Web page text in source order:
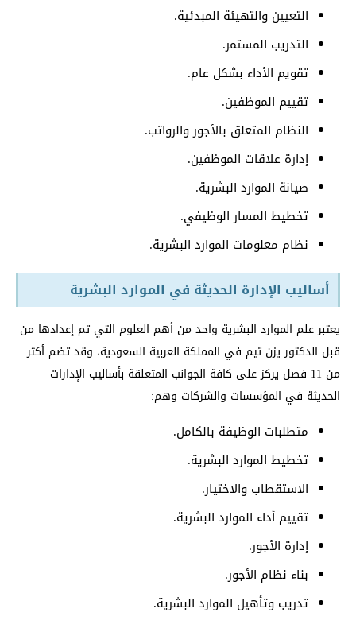
التعيين والتهيئة المبدئية.
التدريب المستمر.
تقويم الأداء بشكل عام.
تقييم الموظفين.
النظام المتعلق بالأجور والرواتب.
إدارة علاقات الموظفين.
صيانة الموارد البشرية.
تخطيط المسار الوظيفي.
نظام معلومات الموارد البشرية.
أساليب الإدارة الحديثة في الموارد البشرية
يعتبر علم الموارد البشرية واحد من أهم العلوم التي تم إعدادها من
قبل الدكتور يزن تيم في المملكة العربية السعودية، وقد تضم أكثر
من 11 فصل يركز على كافة الجوانب المتعلقة بأساليب الإدارات
الحديثة في المؤسسات والشركات وهم:
متطلبات الوظيفة بالكامل.
تخطيط الموارد البشرية.
الاستقطاب والاختيار.
تقييم أداء الموارد البشرية.
إدارة الأجور.
بناء نظام الأجور.
تدريب وتأهيل الموارد البشرية.